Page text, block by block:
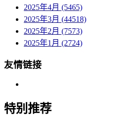
2025年4月 (5465)
2025年3月 (44518)
2025年2月 (7573)
2025年1月 (2724)
友情链接
特别推荐